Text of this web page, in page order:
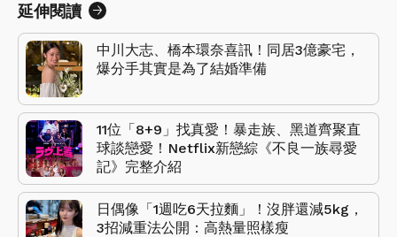
延伸閱讀
中川大志、橋本環奈喜訊！同居3億豪宅，
爆分手其實是為了結婚準備
11位「8+9」找真愛！暴走族、黑道齊聚直
球談戀愛！Netflix新戀綜《不良一族尋愛
記》完整介紹
日偶像「1週吃6天拉麵」！沒胖還減5kg，
3招減重法公開：高熱量照樣瘦